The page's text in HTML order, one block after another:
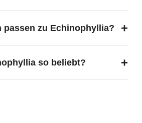
Abstand zu anderen Korallen
passen zu Echinophyllia? +
mit ausreichend Abstand.
so beliebt? +